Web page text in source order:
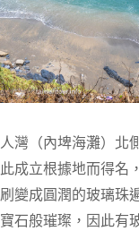
灣（內埤海灘）北
成立根據地而得名
變成圓潤的玻璃珠
石般璀璨，因此有